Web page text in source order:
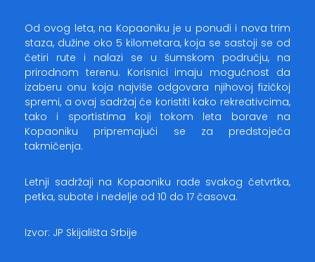
Od ovog leta, na Kopaoniku je u ponudi i nova trim
staza, dužine oko 5 kilometara, koja se sastoji se od
četiri rute i nalazi se u šumskom području, na
prirodnom terenu. Korisnici imaju mogućnost da
izaberu onu koja najviše odgovara njihovoj fizičkoj
spremi, a ovaj sadržaj će koristiti kako rekreativcima,
tako i sportistima koji tokom leta borave na
Kopaoniku pripremajući se za predstojeća
takmičenja.
Letnji sadržaji na Kopaoniku rade svakog četvrtka,
petka, subote i nedelje od 10 do 17 časova.
Izvor: JP Skijališta Srbije